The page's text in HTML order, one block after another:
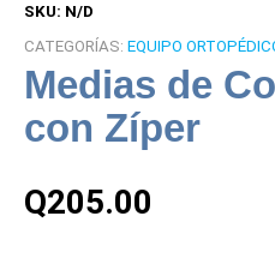
SKU: N/D
CATEGORÍAS: EQUIPO
Medias de
con Zíper
Q205.00